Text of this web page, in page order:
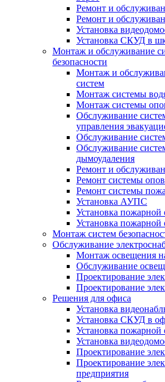
Ремонт и
Ремонт и
Установка
Установка СКУД в
Монтаж и обслуживание
безопасности
Монтаж и
систем
Монтаж системы
Монтаж системы
Обслуживание
управления
Обслуживание
Обслуживание
дымоудаления
Ремонт и
Ремонт системы
Ремонт системы
Установка АУПС
Установка пожарной
Установка пожарной
Монтаж систем
Обслуживание
Монтаж освещения
Обслуживание
Проектирование
Проектирование
Решения для офиса
Установка
Установка СКУД в
Установка пожарной
Установка
Проектирование
Проектирование
предприятия